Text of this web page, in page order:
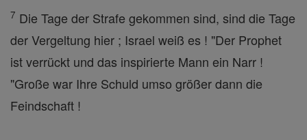
7 Die Tage der Strafe gekommen sind, sind die Tage
der Vergeltung hier ; Israel weiß es ! "Der Prophet
ist verrückt und das inspirierte Mann ein Narr !
"Große war Ihre Schuld umso größer dann die
Feindschaft !